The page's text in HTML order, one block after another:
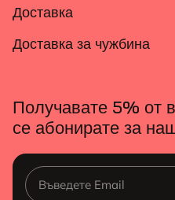
Доставка
Доставка за чужбина
Получавате 5% от
се абонирате за